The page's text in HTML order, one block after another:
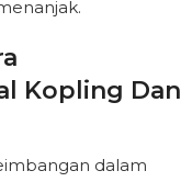
Kopling Dan
dalam